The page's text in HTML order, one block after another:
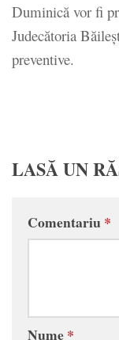
Duminică vor fi
Judecătoria
preventive.
LASĂ UN
Comentariu*
Nume*